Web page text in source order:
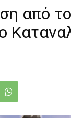
από το